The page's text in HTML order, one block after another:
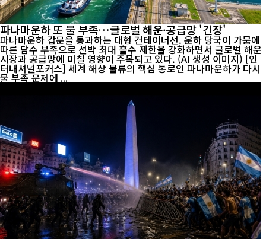
파나마운하 또 물 부족…글로벌 해운·공급망 '긴장'
파나마운하 갑문을 통과하는 대형 컨테이너선. 운하 당국이 가뭄에
따른 담수 부족으로 선박 최대 흘수 제한을 강화하면서 글로벌 해운
시장과 공급망에 미칠 영향이 주목되고 있다. (AI 생성 이미지) [인
터내셔널포커스] 세계 해상 물류의 핵심 통로인 파나마운하가 다시
물 부족 문제에 ...